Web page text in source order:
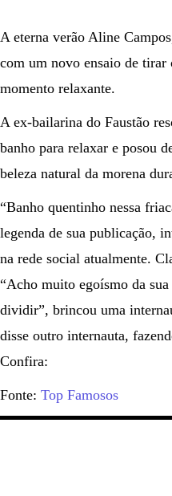
A eterna verão Aline
com um novo ensaio de
momento relaxante.
A ex-bailarina do Faustão
banho para relaxar e posou
beleza natural da morena
“Banho quentinho nessa
legenda de sua publicação,
na rede social atualmente.
“Acho muito egoísmo da
dividir”, brincou uma
disse outro internauta,
Confira:
Fonte: Top Famosos